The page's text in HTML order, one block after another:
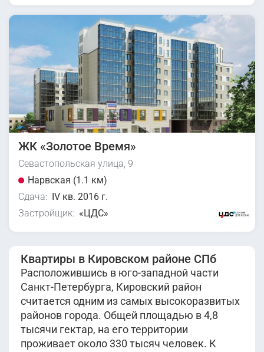
ЖК «Золотое Время»
Севастопольская улица, 9
Нарвская (1.1 км)
Сдача: IV кв. 2016 г.
Застройщик: «ЦДС»
Квартиры в Кировском районе СПб
Расположившись в юго-западной части
Санкт-Петербурга, Кировский район
считается одним из самых высокоразвитых
районов города. Общей площадью в 4,8
тысячи гектар, на его территории
проживает около 330 тысяч человек. К